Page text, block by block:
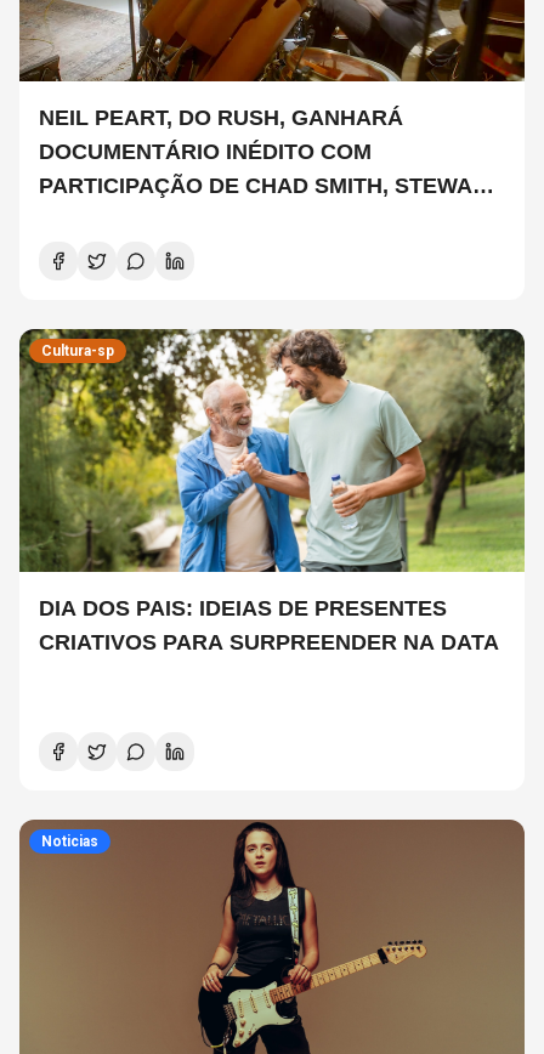
NEIL PEART, DO RUSH, GANHARÁ
DOCUMENTÁRIO INÉDITO COM
PARTICIPAÇÃO DE CHAD SMITH, STEWART
Cultura-sp
DIA DOS PAIS: IDEIAS DE PRESENTES
CRIATIVOS PARA SURPREENDER NA DATA
Noticias